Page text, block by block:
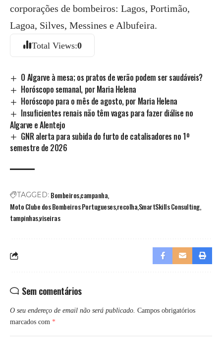
corporações de bombeiros: Lagos, Portimão,
Lagoa, Silves, Messines e Albufeira.
Total Views:0
O Algarve à mesa; os pratos de verão podem ser saudáveis?
Horóscopo semanal, por Maria Helena
Horóscopo para o mês de agosto, por Maria Helena
Insuficientes renais não têm vagas para fazer diálise no
Algarve e Alentejo
GNR alerta para subida do furto de catalisadores no 1º
semestre de 2026
TAGGED: Bombeiroscampanha
Moto Clube dos Bombeiros PortuguesesrecolhaSmartSkills Consulting
tampinhasviseiras
Sem comentários
O seu endereço de email não será publicado. Campos obrigatórios
marcados com *